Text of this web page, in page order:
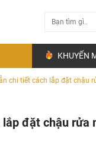
KHUYẾN
chi tiết cách lắp đặt chậu
đặt chậu rửa